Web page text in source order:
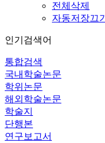
전체삭제
자동저장끄기
인기검색어
통합검색
국내학술논문
학위논문
해외학술논문
학술지
단행본
연구보고서